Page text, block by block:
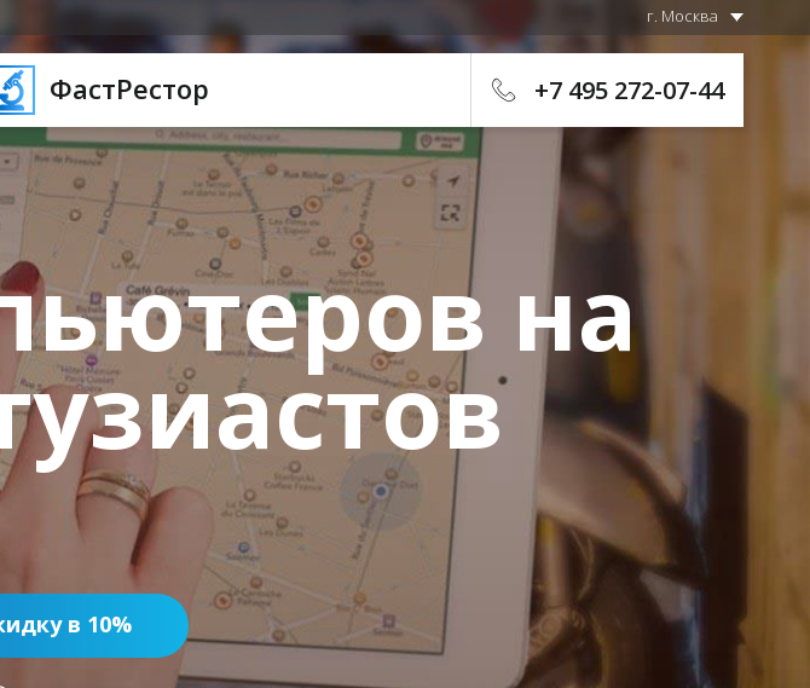
г. Москва
ФастРестор +7 495 272-07-44
на
в 10%